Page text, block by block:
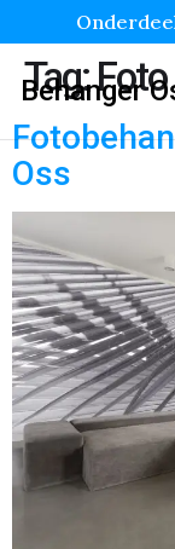
Behanger
Tag:Foto
Oss